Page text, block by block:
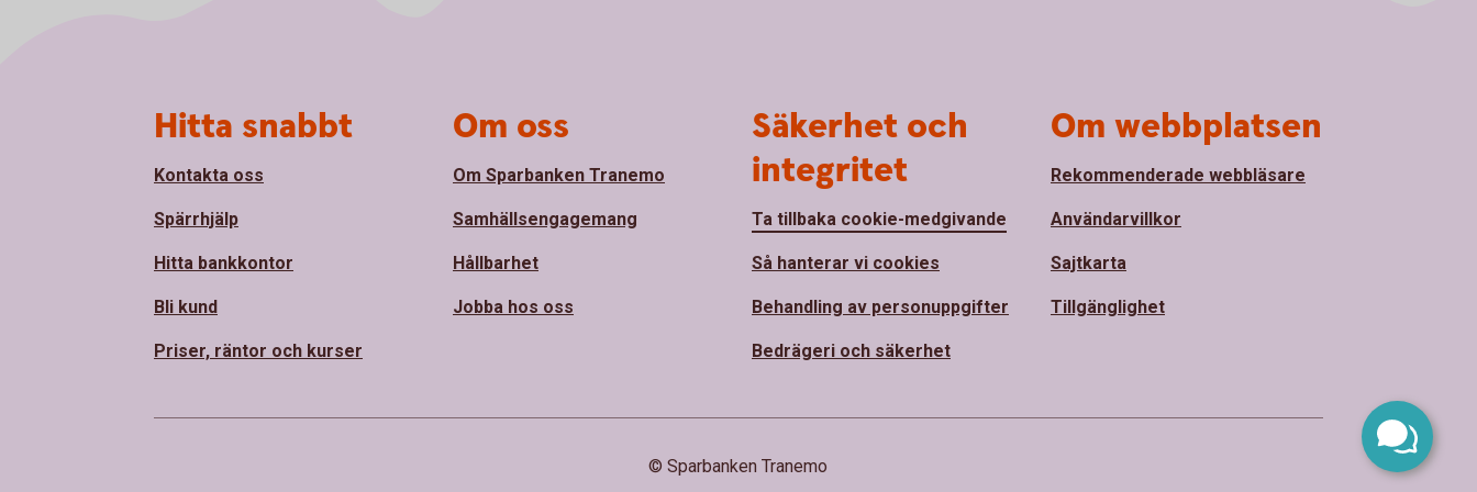
Hitta snabbt
Kontakta oss
Spärrhjälp
Hitta bankkontor
Bli kund
Priser, räntor och kurser
Om oss
Om Sparbanken Tranemo
Samhällsengagemang
Hållbarhet
Jobba hos oss
Säkerhet och
integritet
Ta tillbaka cookie-medgivande
Så hanterar vi cookies
Behandling av personuppgifter
Bedrägeri och säkerhet
Om webbplatsen
Rekommenderade webbläsare
Användarvillkor
Sajtkarta
Tillgänglighet
© Sparbanken Tranemo